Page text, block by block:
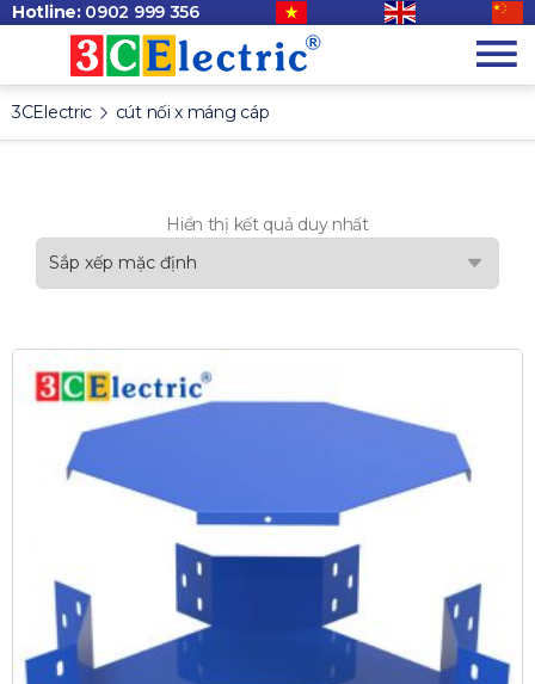
Hotline: 0902 999 356
3CElectric cút nối x máng cáp
Hiển thị kết quả duy nhất